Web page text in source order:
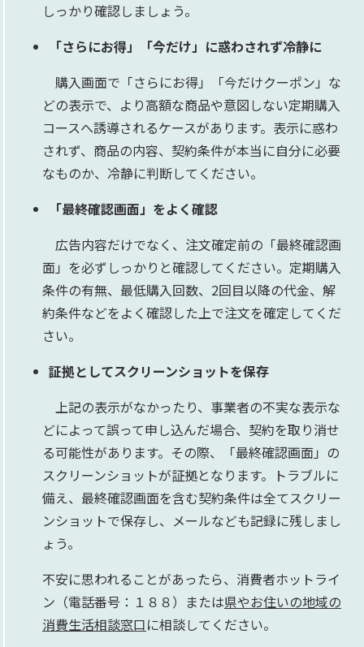
しっかり確認しましょう。
「さらにお得」「今だけ」に惑わされず冷静に
購入画面で「さらにお得」「今だけクーポン」な
どの表示で、より高額な商品や意図しない定期購入
コースへ誘導されるケースがあります。表示に惑わ
されず、商品の内容、契約条件が本当に自分に必要
なものか、冷静に判断してください。​
「最終確認画面」をよく確認
広告内容だけでなく、注文確定前の「最終確認画
面」を必ずしっかりと確認してください。定期購入
条件の有無、最低購入回数、2回目以降の代金、解
約条件などをよく確認した上で注文を確定してくだ
さい。​
証拠としてスクリーンショットを保存
上記の表示がなかったり、事業者の不実な表示な
どによって誤って申し込んだ場合、契約を取り消せ
る可能性があります。その際、「最終確認画面」の
スクリーンショットが証拠となります。トラブルに
備え、最終確認画面を含む契約条件は全てスクリー
ンショットで保存し、メールなども記録に残しまし
ょう。
不安に思われることがあったら、消費者ホットライ
ン（電話番号：１８８）または県やお住いの地域の
消費生活相談窓口に相談してください。​